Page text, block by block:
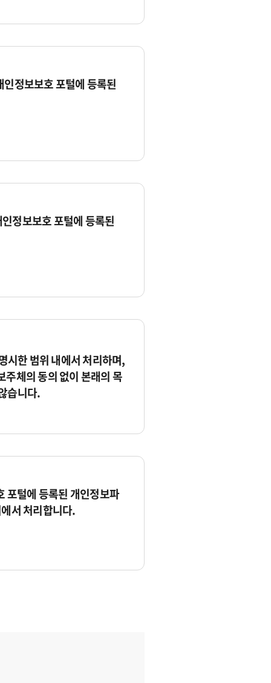
정보보호 포털에 등록된
정보보호 포털에 등록된
시한 범위 내에서 처리하며,
체의 동의 없이 본래의 목
습니다.
포털에 등록된 개인정보파
서 처리합니다.